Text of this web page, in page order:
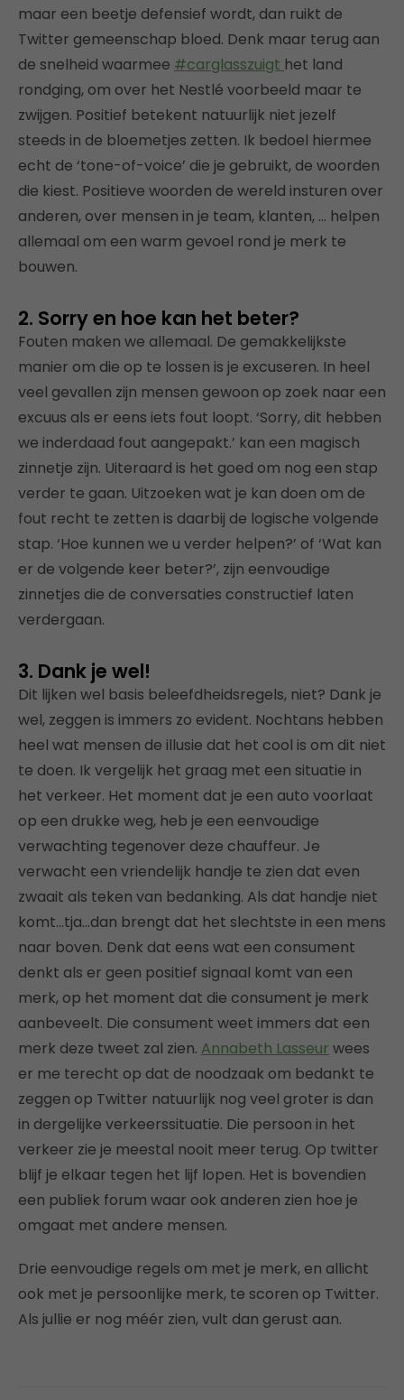
maar een beetje defensief wordt, dan ruikt de
Twitter gemeenschap bloed. Denk maar terug aan
de snelheid waarmee #carglasszuigt het land
rondging, om over het Nestlé voorbeeld maar te
zwijgen. Positief betekent natuurlijk niet jezelf
steeds in de bloemetjes zetten. Ik bedoel hiermee
echt de ‘tone-of-voice’ die je gebruikt, de woorden
die kiest. Positieve woorden de wereld insturen over
anderen, over mensen in je team, klanten, … helpen
allemaal om een warm gevoel rond je merk te
bouwen.
2. Sorry en hoe kan het beter?
Fouten maken we allemaal. De gemakkelijkste
manier om die op te lossen is je excuseren. In heel
veel gevallen zijn mensen gewoon op zoek naar een
excuus als er eens iets fout loopt. ‘Sorry, dit hebben
we inderdaad fout aangepakt.’ kan een magisch
zinnetje zijn. Uiteraard is het goed om nog een stap
verder te gaan. Uitzoeken wat je kan doen om de
fout recht te zetten is daarbij de logische volgende
stap. ‘Hoe kunnen we u verder helpen?’ of ‘Wat kan
er de volgende keer beter?’, zijn eenvoudige
zinnetjes die de conversaties constructief laten
verdergaan.
3. Dank je wel!
Dit lijken wel basis beleefdheidsregels, niet? Dank je
wel, zeggen is immers zo evident. Nochtans hebben
heel wat mensen de illusie dat het cool is om dit niet
te doen. Ik vergelijk het graag met een situatie in
het verkeer. Het moment dat je een auto voorlaat
op een drukke weg, heb je een eenvoudige
verwachting tegenover deze chauffeur. Je
verwacht een vriendelijk handje te zien dat even
zwaait als teken van bedanking. Als dat handje niet
komt…tja…dan brengt dat het slechtste in een mens
naar boven. Denk dat eens wat een consument
denkt als er geen positief signaal komt van een
merk, op het moment dat die consument je merk
aanbeveelt. Die consument weet immers dat een
merk deze tweet zal zien. Annabeth Lasseur wees
er me terecht op dat de noodzaak om bedankt te
zeggen op Twitter natuurlijk nog veel groter is dan
in dergelijke verkeerssituatie. Die persoon in het
verkeer zie je meestal nooit meer terug. Op twitter
blijf je elkaar tegen het lijf lopen. Het is bovendien
een publiek forum waar ook anderen zien hoe je
omgaat met andere mensen.
Drie eenvoudige regels om met je merk, en allicht
ook met je persoonlijke merk, te scoren op Twitter.
Als jullie er nog méér zien, vult dan gerust aan.